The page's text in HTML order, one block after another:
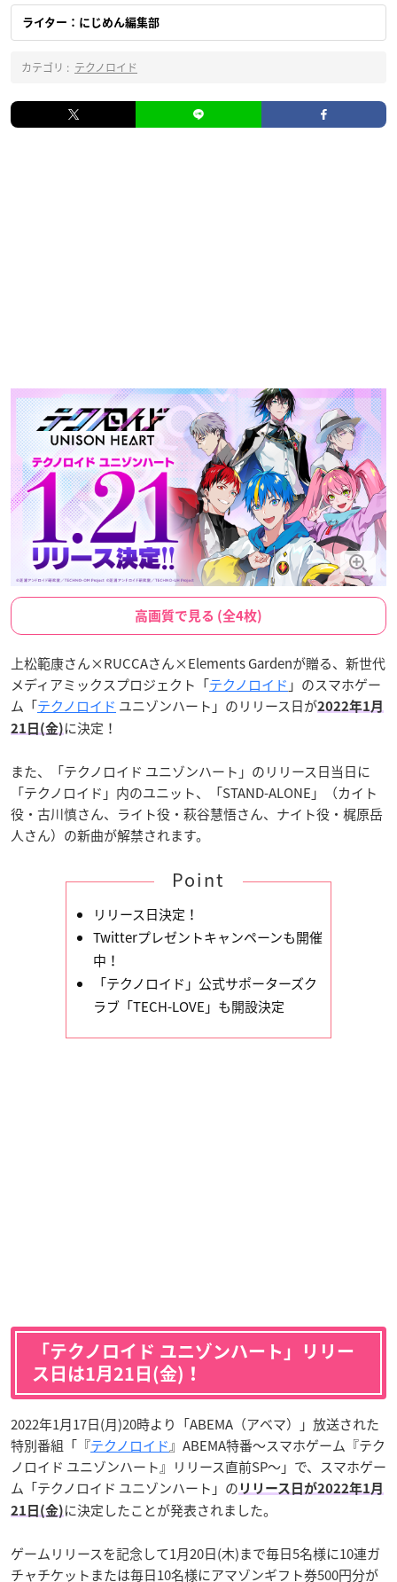
ライター：にじめん編集部
カテゴリ : テクノロイド
高画質で見る (全4枚)
上松範康さん×RUCCAさん×Elements Gardenが贈る、新世代
メディアミックスプロジェクト「テクノロイド 」のスマホゲー
ム「テクノロイド ユニゾンハート」のリリース日が2022年1月
21日(金) に決定！
また、「テクノロイド ユニゾンハート」のリリース日当日に
「テクノロイド」内のユニット、「STAND-ALONE」（カイト
役・古川慎さん、ライト役・萩谷慧悟さん、ナイト役・梶原岳
人さん）の新曲が解禁されます。
Point
リリース日決定！
Twitterプレゼントキャンペーンも開催
中！
「テクノロイド」公式サポーターズク
ラブ「TECH-LOVE」も開設決定
「テクノロイド ユニゾンハート」リリー
ス日は1月21日(金)！
2022年1月17日(月)20時より「ABEMA（アベマ）」放送された
特別番組「『テクノロイド』ABEMA特番〜スマホゲーム『テク
ノロイド ユニゾンハート』リリース直前SP〜」で、スマホゲー
ム「テクノロイド ユニゾンハート」の リリース日が2022年1月
21日(金) に決定したことが発表されました。
ゲームリリースを記念して1月20日(木)まで毎日5名様に10連ガ
チャチケットまたは毎日10名様にアマゾンギフト券500円分が